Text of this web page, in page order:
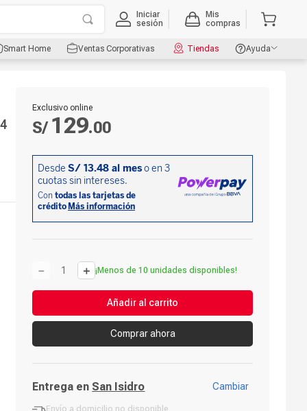
Iniciar
sesión
Mis
compras
Smart Home Ventas Corporativas Tiendas
Ayuda
Exclusivo online
S/ 129.00
＋
－ ¡Menos de 10 unidades disponibles!
Añadir al carrito
Comprar ahora
Entrega en San Isidro Cambiar
Envío a domicilio no disponible